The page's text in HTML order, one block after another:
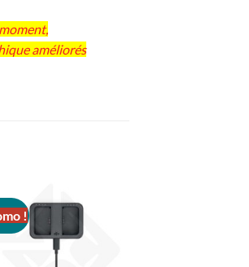
améliorés
!